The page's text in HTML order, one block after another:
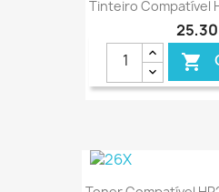
Tinteiro Compatível
